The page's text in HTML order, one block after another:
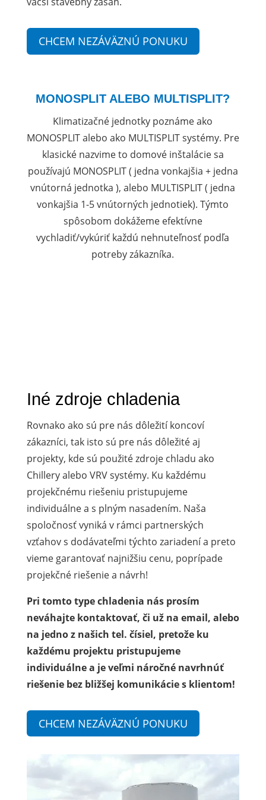
CHCEM NEZÁVÄZNÚ PONUKU
MONOSPLIT ALEBO MULTISPLIT?
Klimatizačné jednotky poznáme ako
MONOSPLIT alebo ako MULTISPLIT systémy. Pre
klasické nazvime to domové inštalácie sa
používajú MONOSPLIT ( jedna vonkajšia + jedna
vnútorná jednotka ), alebo MULTISPLIT ( jedna
vonkajšia 1-5 vnútorných jednotiek). Týmto
spôsobom dokážeme efektívne
vychladiť/vykúriť každú nehnuteľnosť podľa
potreby zákazníka.
Iné zdroje chladenia
Rovnako ako sú pre nás dôležití koncoví
zákazníci, tak isto sú pre nás dôležité aj
projekty, kde sú použité zdroje chladu ako
Chillery alebo VRV systémy. Ku každému
projekčnému riešeniu pristupujeme
individuálne a s plným nasadením. Naša
spoločnosť vyniká v rámci partnerských
vzťahov s dodávateľmi týchto zariadení a preto
vieme garantovať najnižšiu cenu, poprípade
projekčné riešenie a návrh!
Pri tomto type chladenia nás prosím
neváhajte kontaktovať, či už na email, alebo
na jedno z našich tel. čísiel, pretože ku
každému projektu pristupujeme
individuálne a je veľmi náročné navrhnúť
riešenie bez bližšej komunikácie s klientom!
CHCEM NEZÁVÄZNÚ PONUKU